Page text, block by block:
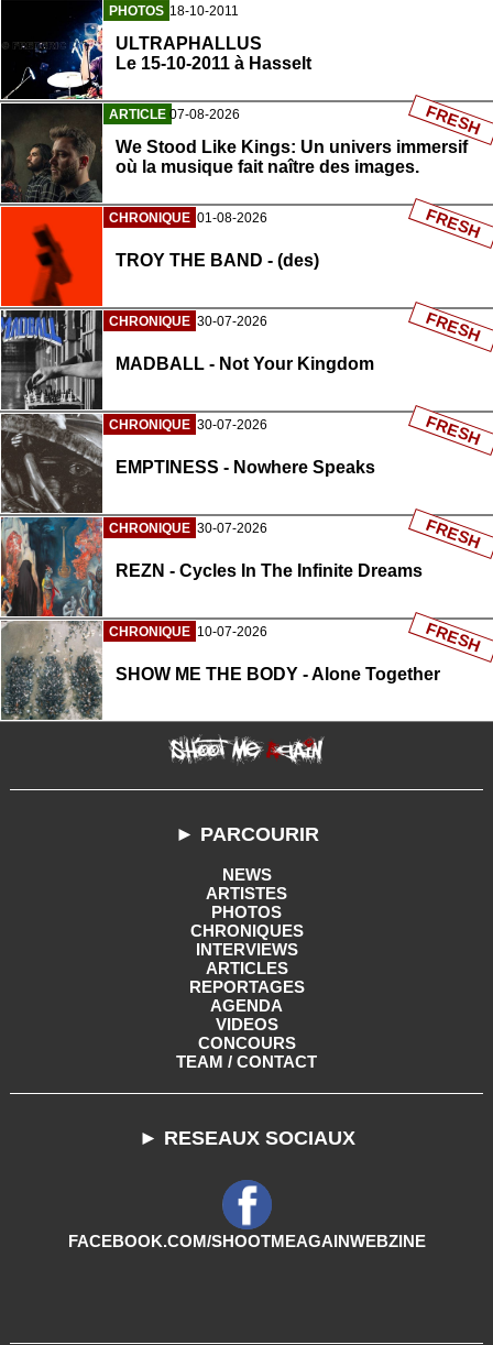
PHOTOS 18-10-2011
ULTRAPHALLUS
Le 15-10-2011 à Hasselt
ARTICLE 07-08-2026
We Stood Like Kings: Un univers immersif
où la musique fait naître des images.
FRESH
CHRONIQUE 01-08-2026
TROY THE BAND - (des)
FRESH
CHRONIQUE 30-07-2026
MADBALL - Not Your Kingdom
FRESH
CHRONIQUE 30-07-2026
EMPTINESS - Nowhere Speaks
FRESH
CHRONIQUE 30-07-2026
REZN - Cycles In The Infinite Dreams
FRESH
CHRONIQUE 10-07-2026
SHOW ME THE BODY - Alone Together
FRESH
► PARCOURIR
NEWS
ARTISTES
PHOTOS
CHRONIQUES
INTERVIEWS
ARTICLES
REPORTAGES
AGENDA
VIDEOS
CONCOURS
TEAM / CONTACT
► RESEAUX SOCIAUX
FACEBOOK.COM/SHOOTMEAGAINWEBZINE